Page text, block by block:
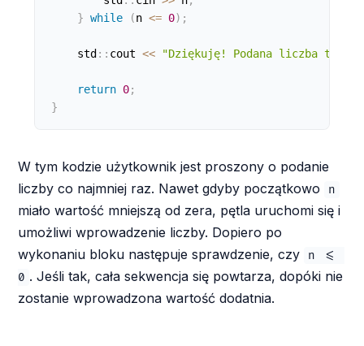
} while (n <= 0) ;
    std
: : cout << "Dziękuję! Podana liczba to: "
return 0;
}
W tym kodzie użytkownik jest proszony o podanie
liczby co najmniej raz. Nawet gdyby początkowo
n
miało wartość mniejszą od zera, pętla uruchomi się i
umożliwi wprowadzenie liczby. Dopiero po
wykonaniu bloku następuje sprawdzenie, czy
n <=
0 . Jeśli tak, cała sekwencja się powtarza, dopóki nie
zostanie wprowadzona wartość dodatnia.